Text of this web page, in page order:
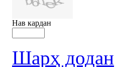
Нав кардан
Шарҳ додан